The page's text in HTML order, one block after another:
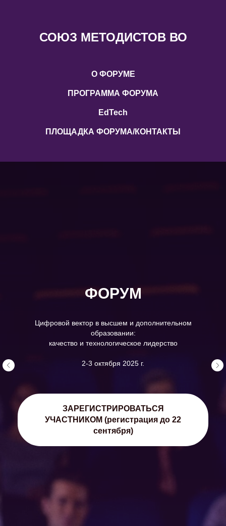
СОЮЗ МЕТОДИСТОВ ВО
О ФОРУМЕ
ПРОГРАММА ФОРУМА
EdTech
ПЛОЩАДКА ФОРУМА/КОНТАКТЫ
ФОРУМ
Цифровой вектор в высшем и дополнительном
образовании:
качество и технологическое лидерство
2-3 октября 2025 г.
ЗАРЕГИСТРИРОВАТЬСЯ
УЧАСТНИКОМ (регистрация до 22
сентября)